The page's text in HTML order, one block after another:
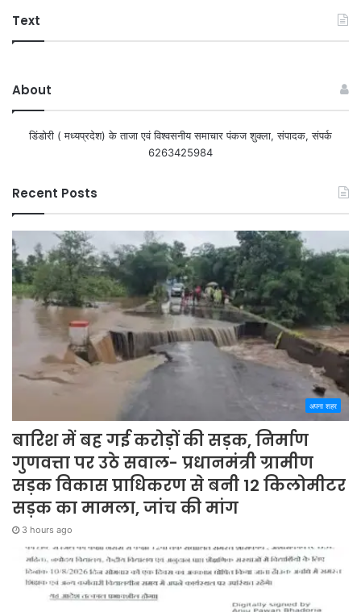
Text
About
डिंडोरी ( मध्यप्रदेश) के ताजा एवं विश्वसनीय समाचार पंकज शुक्ला, संपादक, संपर्क
6263425984
Recent Posts
अपना शहर
बारिश में बह गई करोड़ों की सड़क, निर्माण
गुणवत्ता पर उठे सवाल- प्रधानमंत्री ग्रामीण
सड़क विकास प्राधिकरण से बनी 12 किलोमीटर
सड़क का मामला, जांच की मांग
3 hours ago